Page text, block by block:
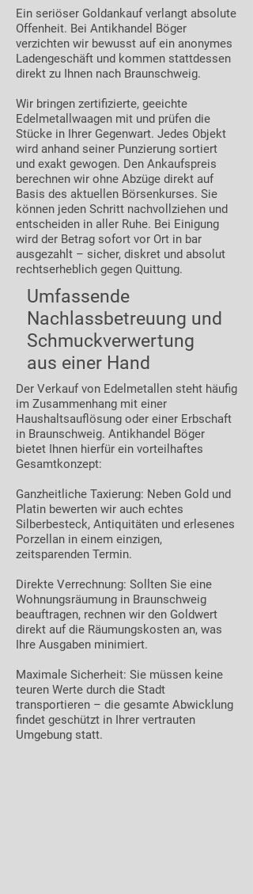
Ein seriöser Goldankauf verlangt absolute
Offenheit. Bei Antikhandel Böger
verzichten wir bewusst auf ein anonymes
Ladengeschäft und kommen stattdessen
direkt zu Ihnen nach Braunschweig.
Wir bringen zertifizierte, geeichte
Edelmetallwaagen mit und prüfen die
Stücke in Ihrer Gegenwart. Jedes Objekt
wird anhand seiner Punzierung sortiert
und exakt gewogen. Den Ankaufspreis
berechnen wir ohne Abzüge direkt auf
Basis des aktuellen Börsenkurses. Sie
können jeden Schritt nachvollziehen und
entscheiden in aller Ruhe. Bei Einigung
wird der Betrag sofort vor Ort in bar
ausgezahlt – sicher, diskret und absolut
rechtserheblich gegen Quittung.
Umfassende
Nachlassbetreuung und
Schmuckverwertung
aus einer Hand
Der Verkauf von Edelmetallen steht häufig
im Zusammenhang mit einer
Haushaltsauflösung oder einer Erbschaft
in Braunschweig. Antikhandel Böger
bietet Ihnen hierfür ein vorteilhaftes
Gesamtkonzept:
Ganzheitliche Taxierung: Neben Gold und
Platin bewerten wir auch echtes
Silberbesteck, Antiquitäten und erlesenes
Porzellan in einem einzigen,
zeitsparenden Termin.
Direkte Verrechnung: Sollten Sie eine
Wohnungsräumung in Braunschweig
beauftragen, rechnen wir den Goldwert
direkt auf die Räumungskosten an, was
Ihre Ausgaben minimiert.
Maximale Sicherheit: Sie müssen keine
teuren Werte durch die Stadt
transportieren – die gesamte Abwicklung
findet geschützt in Ihrer vertrauten
Umgebung statt.